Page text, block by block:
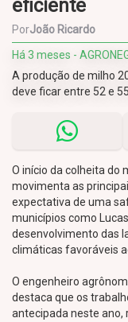
eficiente
PorJoão Ricardo
Há 3 meses -
A produção de milho
deve ficar entre 52 e
O início da colheita do
movimenta as
expectativa de uma
municípios como
desenvolvimento das
climáticas favoráveis
O engenheiro
destaca que os
antecipada neste ano,